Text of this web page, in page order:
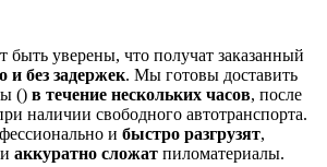
уверены, что получат заказанный
и без задержек. Мы готовы доставить
() в течение нескольких часов, после
наличии свободного автотранспорта.
и быстро разгрузят,
аккуратно сложат пиломатериалы.